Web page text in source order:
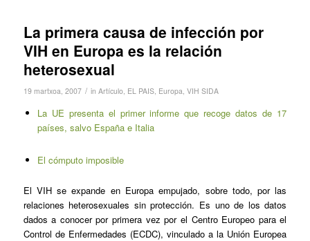
La primera causa de infección por
VIH en Europa es la relación
heterosexual
19 martxoa, 2007 / in Artículo, EL PAIS, Europa, VIH SIDA
La UE presenta el primer informe que recoge datos de 17
países, salvo España e Italia
El cómputo imposible
El VIH se expande en Europa empujado, sobre todo, por las
relaciones heterosexuales sin protección. Es uno de los datos
dados a conocer por primera vez por el Centro Europeo para el
Control de Enfermedades (ECDC), vinculado a la Unión Europea